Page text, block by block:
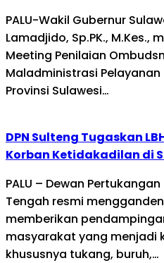
PALU-Wakil Gubernur
Lamadjido, Sp.PK., M.Kes.,
Meeting Penilaian
Maladministrasi Pelayanan
Provinsi Sulawesi…
DPN Sulteng Tugaskan
Korban Ketidakadilan di
PALU – Dewan
Tengah resmi
memberikan
masyarakat yang menjadi
khususnya tukang, buruh,…